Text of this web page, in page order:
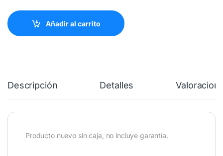
Añadir al carrito
Descripción Detalles
Producto nuevo sin caja, no incluye garantía.